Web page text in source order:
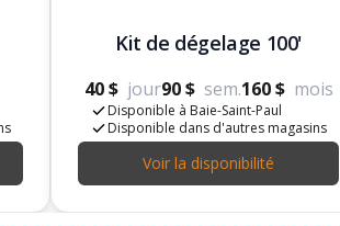
Kit de dégelage 100'
40 $ jour90 $ sem.160 $ mois
Disponible à Baie-Saint-Paul
Disponible dans d'autres magasins
Voir la disponibilité